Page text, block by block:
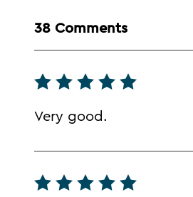
38 Comments
Very good.